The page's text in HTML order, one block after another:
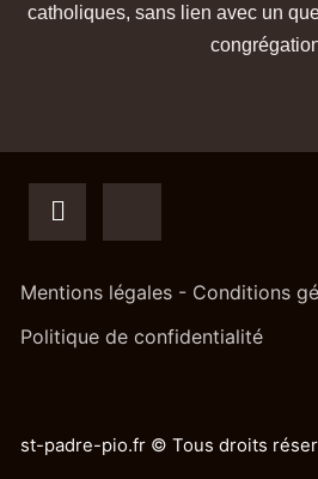
catholiques, sans lien avec un
Mentions légales - Conditions
Politique de confidentialité
st-padre-pio.fr © Tous droits